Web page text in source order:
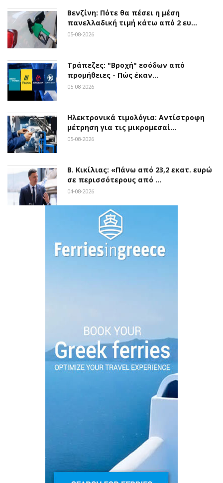
Βενζίνη: Πότε θα πέσει η μέση
πανελλαδική τιμή κάτω από 2 ευ…
05-08-2026
Τράπεζες: "Βροχή" εσόδων από
προμήθειες - Πώς έκαν…
05-08-2026
Ηλεκτρονικά τιμολόγια: Αντίστροφη
μέτρηση για τις μικρομεσαί…
05-08-2026
Β. Κικίλιας: «Πάνω από 23,2 εκατ. ευρώ
σε περισσότερους από …
04-08-2026